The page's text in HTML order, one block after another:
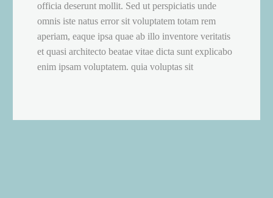
officia deserunt mollit. Sed ut perspiciatis unde
omnis iste natus error sit voluptatem totam rem
aperiam, eaque ipsa quae ab illo inventore veritatis
et quasi architecto beatae vitae dicta sunt explicabo
enim ipsam voluptatem. quia voluptas sit